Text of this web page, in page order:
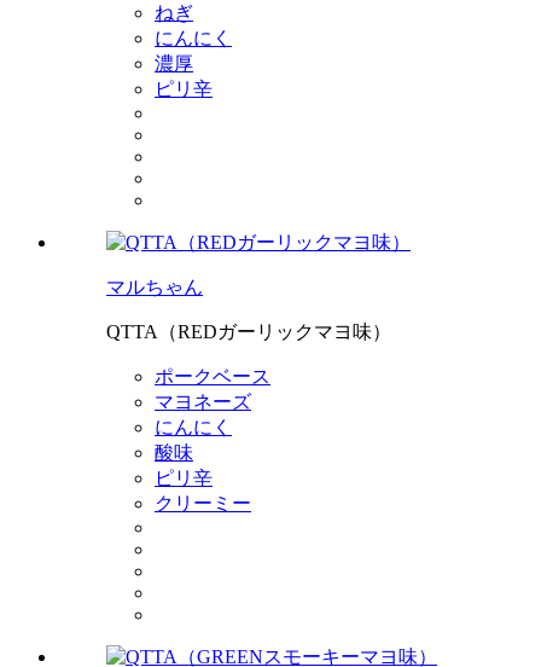
ねぎ
にんにく
濃厚
ピリ辛
マルちゃん
QTTA（REDガーリックマヨ味）
ポークベース
マヨネーズ
にんにく
酸味
ピリ辛
クリーミー